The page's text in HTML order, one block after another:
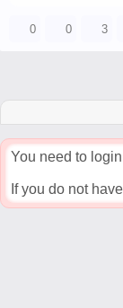
0 0 3
You need to
If you do not